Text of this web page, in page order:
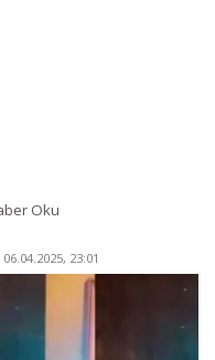
Oku
23:01